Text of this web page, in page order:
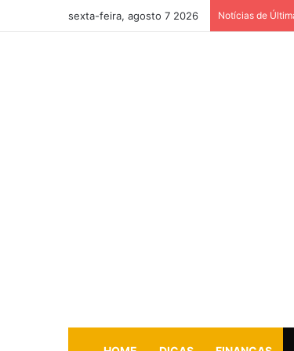
sexta-feira, agosto 7 2026 Notícias de